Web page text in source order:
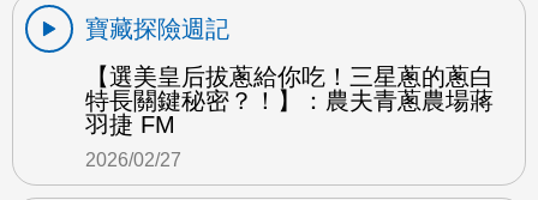
寶藏探險週記
【選美皇后拔蔥給你吃！三星蔥的蔥白
特長關鍵秘密？！】：農夫青蔥農場蔣
羽捷 FM
2026/02/27